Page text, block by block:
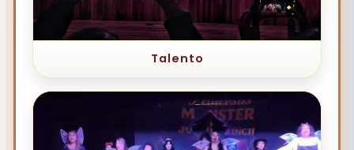
Talento